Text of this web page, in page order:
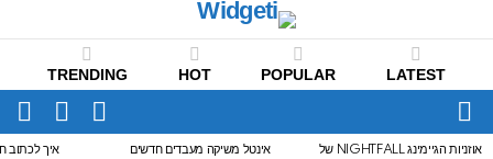
LATEST
POPULAR
HOT
TRENDING
Menu
SWITCH
SKIN
LATEST
אוזניות הגיימינג NIGHTFALL של
אינטל משיקה מעבדים חדשים
איך לכתוב